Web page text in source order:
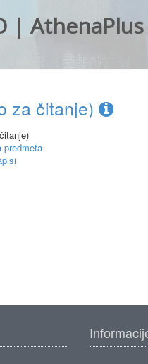
| AthenaPlus
za čitanje)
predmeta